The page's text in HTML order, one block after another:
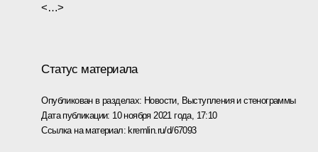
<…>
Статус материала
Опубликован в разделах: Новости, Выступления и стенограммы
Дата публикации: 10 ноября 2021 года, 17:10
Ссылка на материал: kremlin.ru/d/67093